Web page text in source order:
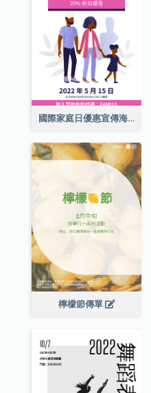
國際家庭日優惠宣傳海報
檸檬節傳單